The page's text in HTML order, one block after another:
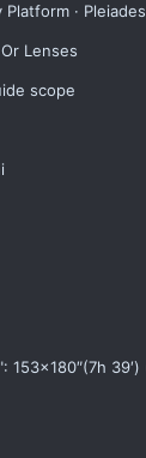
·
Lenses
scope
153×180″(7h